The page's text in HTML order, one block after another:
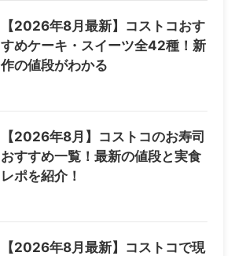
【2026年8月最新】コストコおす
すめケーキ・スイーツ全42種！新
作の値段がわかる
【2026年8月】コストコのお寿司
おすすめ一覧！最新の値段と実食
レポを紹介！
【2026年8月最新】コストコで現